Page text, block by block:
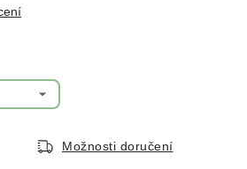
Možnosti doručení